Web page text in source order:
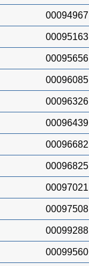
00094967
00095163
00095656
00096085
00096326
00096439
00096682
00096825
00097021
00097508
00099288
00099560